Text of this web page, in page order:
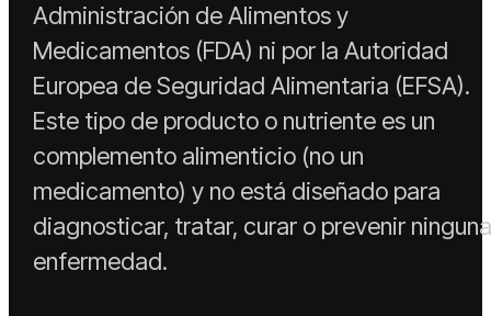
Administración de Alimentos y
Medicamentos (FDA) ni por la Autoridad
Europea de Seguridad Alimentaria (EFSA).
Este tipo de producto o nutriente es un
complemento alimenticio (no un
medicamento) y no está diseñado para
diagnosticar, tratar, curar o prevenir
enfermedad.